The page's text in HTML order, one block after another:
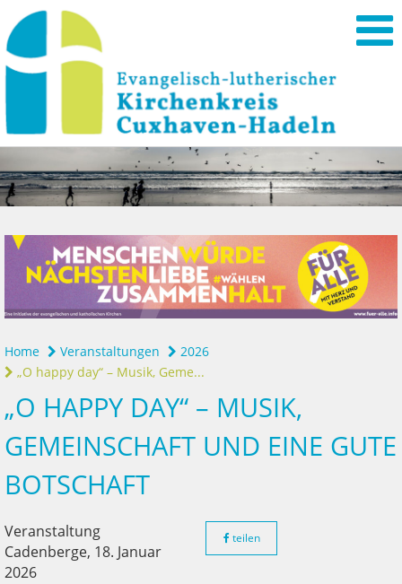
Home Veranstaltungen
2026
„O happy day“ – Musik, Geme...
„O HAPPY DAY“ – MUSIK,
GEMEINSCHAFT UND EINE GUTE
BOTSCHAFT
Veranstaltung
Cadenberge, 18. Januar
2026
teilen